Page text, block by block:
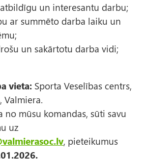
un interesantu darbu;
ar summēto darba laiku un
un sakārtotu darba vidi;
vieta: Sporta Veselības centrs,
Valmiera.
no mūsu komandas, sūti savu
uz
, pieteikumus